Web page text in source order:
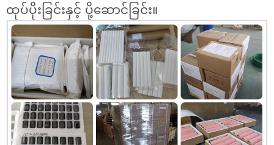
ထုပ်ပိုးခြင်းနှင့် ပို့ဆောင်ခြင်း။